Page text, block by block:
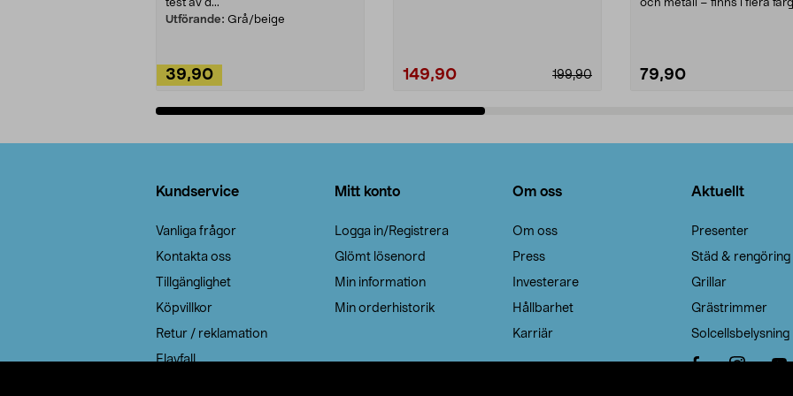
test av d...
Utförande: Grå/beige
39,90 199,90
149,90
och metall – finns i flera
79,90
Kundservice
Vanliga frågor
Kontakta oss
Tillgänglighet
Köpvillkor
Retur / reklamation
Elavfall
Mitt konto
Logga in/Registrera
Glömt lösenord
Min information
Min orderhistorik
Om oss
Om oss
Press
Investerare
Hållbarhet
Karriär
Aktuellt
Presenter
Städ & rengöring
Grillar
Grästrimmer
Solcellsbelysning